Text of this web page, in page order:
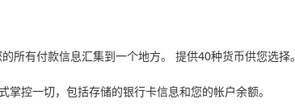
所有付款信息汇集到一个地方。 提供40种货币供您选择。
控一切，包括存储的银行卡信息和您的帐户余额。